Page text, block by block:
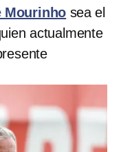
Mourinho sea el
actualmente